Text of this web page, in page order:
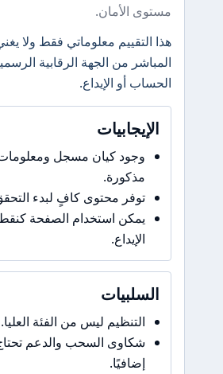
مستوى الأمان.
هذا التقييم معلوماتي فقط ولا
المباشر من الجهة الرقابية
الحساب أو الإيداع.
الإيجابيات
وجود كيان مسجل
مذكورة.
توفر محتوى كافٍ لبدء
يمكن استخدام الصفحة
الإيداع.
السلبيات
التنظيم ليس من الفئة العليا.
شكاوى السحب والدعم
إضافيًا.